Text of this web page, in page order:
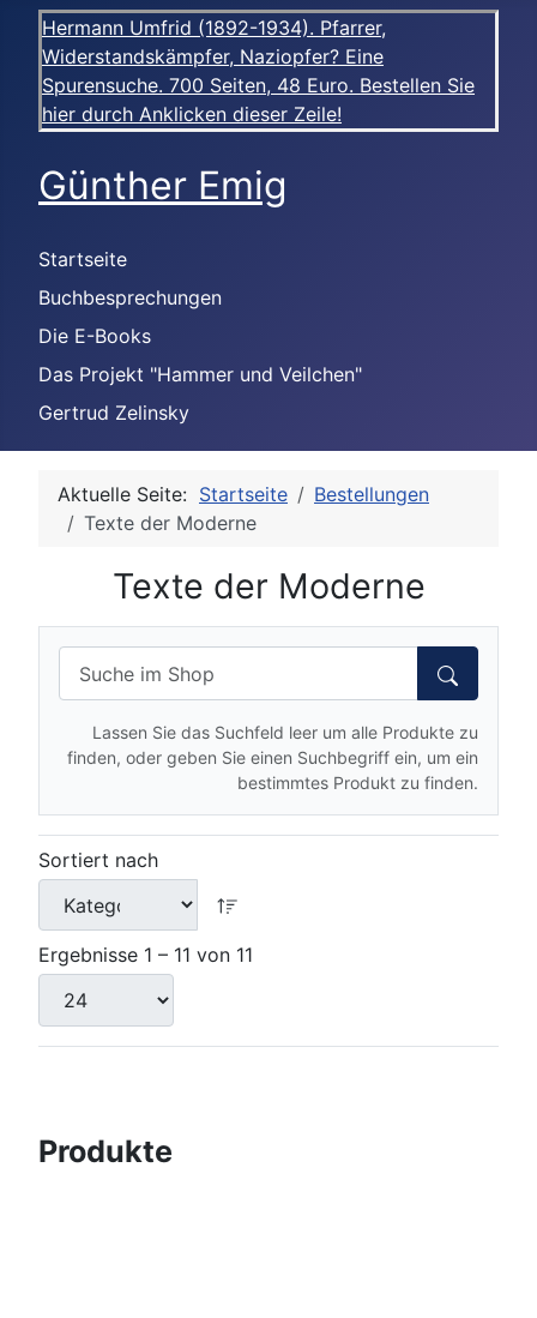
Hermann Umfrid (1892-1934). Pfarrer,
Widerstandskämpfer, Naziopfer? Eine
Spurensuche. 700 Seiten, 48 Euro. Bestellen Sie
hier durch Anklicken dieser Zeile!
Günther Emig
Startseite
Buchbesprechungen
Die E-Books
Das Projekt "Hammer und Veilchen"
Gertrud Zelinsky
Aktuelle Seite: Startseite
Bestellungen
Texte der Moderne
Texte der Moderne
Lassen Sie das Suchfeld leer um alle Produkte zu
finden, oder geben Sie einen Suchbegriff ein, um ein
bestimmtes Produkt zu finden.
Sortiert nach
Ergebnisse 1 – 11 von 11
Produkte